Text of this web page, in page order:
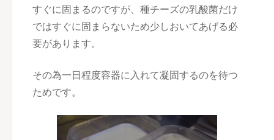
すぐに固まるのですが、種チーズの乳酸菌だけ
ではすぐに固まらないため少しおいてあげる必
要があります。
その為一日程度容器に入れて凝固するのを待つ
ためです。